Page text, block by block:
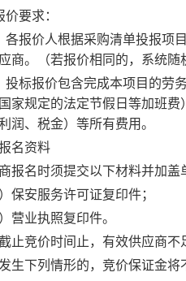
价要求：
各报价人根据采购清单投报项目
商。
（若报价相同的，系统随
投标报价包含完成本项目的劳
国家规定的法定节假日等加班
润、税金）等所有费用。
名资料
报名时须提交以下材料并加盖
）保安服务许可证复印件；
）营业执照复印件。
止竞价时间止，有效供应商不
发生下列情形的，竞价保证金将